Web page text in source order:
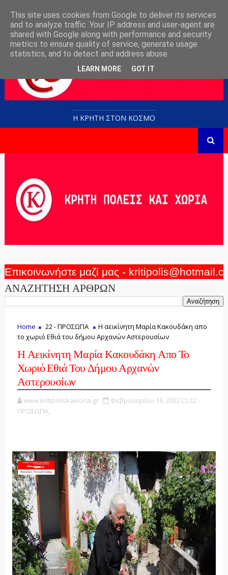
Η ΚΡΗΤΗ ΣΤΟN KOΣΜΟ
Επικοινωνήστε μαζί μας -
ΑΝΑΖΗΤΗΣΗ ΑΡΘΡΩΝ
Home 22 - ΠΡΟΣΩΠΑ
Η αεικίνητη Μαρία Κακουδάκη απο
το χωριό Εθιά του δήμου Αρχανών Αστερουσίων
Η Αεικίνητη Μαρία Κακουδάκη Απο Το
Χωριό Εθιά Του Δήμου Αρχανών
Αστερουσίων
www.kritipoliskaixoria.gr Φεβρουαρίου 16, 2022
22 -
ΠΡΟΣΩΠΑ,
This site uses cookies from Google to deliver its services
and to analyze traffic. Your IP address and user-agent are
shared with Google along with performance and security
metrics to ensure quality of service, generate usage
statistics, and to detect and address abuse.
LEARN MORE GOT IT